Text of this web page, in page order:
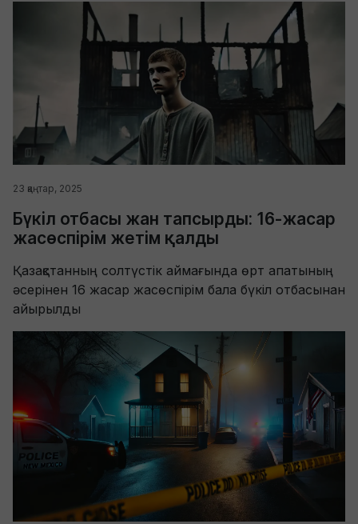
23 қаңтар, 2025
Бүкіл отбасы жан тапсырды: 16-жасар
жасөспірім жетім қалды
Қазақстанның солтүстік аймағында өрт апатының
әсерінен 16 жасар жасөспірім бала бүкіл отбасынан
айырылды